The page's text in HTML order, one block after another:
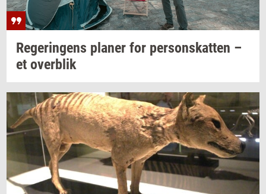
Re­ge­rin­gens pla­ner for per­sonskat­ten –
et over­blik